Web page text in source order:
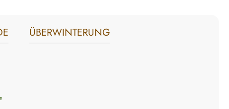
ÜBERWINTERUNG